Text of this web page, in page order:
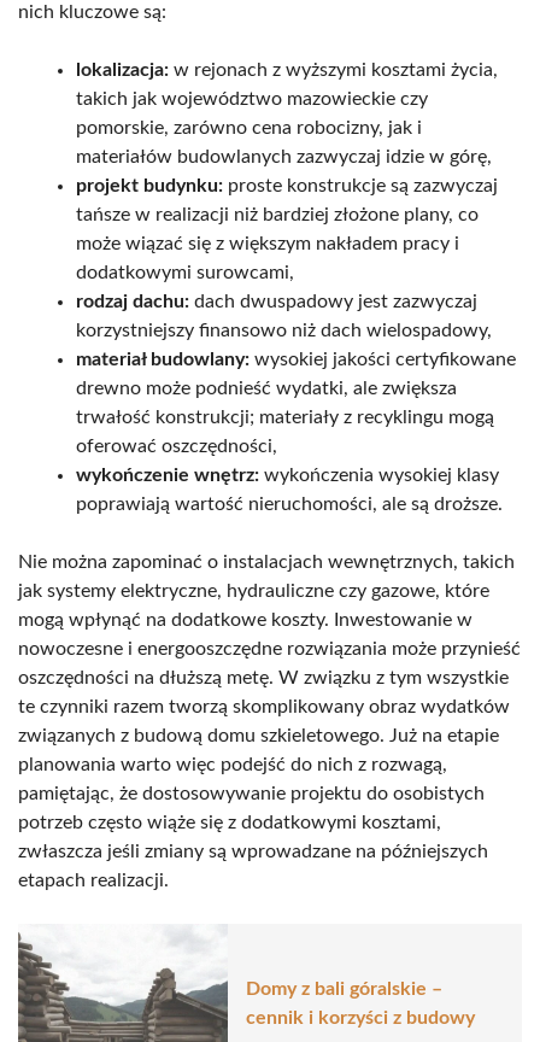
nich kluczowe są:
lokalizacja: w rejonach z wyższymi kosztami życia,
takich jak województwo mazowieckie czy
pomorskie, zarówno cena robocizny, jak i
materiałów budowlanych zazwyczaj idzie w górę,
projekt budynku: proste konstrukcje są zazwyczaj
tańsze w realizacji niż bardziej złożone plany, co
może wiązać się z większym nakładem pracy i
dodatkowymi surowcami,
rodzaj dachu: dach dwuspadowy jest zazwyczaj
korzystniejszy finansowo niż dach wielospadowy,
materiał budowlany: wysokiej jakości certyfikowane
drewno może podnieść wydatki, ale zwiększa
trwałość konstrukcji; materiały z recyklingu mogą
oferować oszczędności,
wykończenie wnętrz: wykończenia wysokiej klasy
poprawiają wartość nieruchomości, ale są droższe.
Nie można zapominać o instalacjach wewnętrznych, takich
jak systemy elektryczne, hydrauliczne czy gazowe, które
mogą wpłynąć na dodatkowe koszty. Inwestowanie w
nowoczesne i energooszczędne rozwiązania może przynieść
oszczędności na dłuższą metę. W związku z tym wszystkie
te czynniki razem tworzą skomplikowany obraz wydatków
związanych z budową domu szkieletowego. Już na etapie
planowania warto więc podejść do nich z rozwagą,
pamiętając, że dostosowywanie projektu do osobistych
potrzeb często wiąże się z dodatkowymi kosztami,
zwłaszcza jeśli zmiany są wprowadzane na późniejszych
etapach realizacji.
Domy z bali góralskie –
cennik i korzyści z budowy